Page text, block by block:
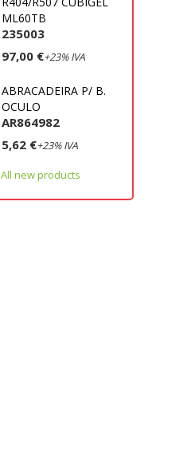
ML60TB
235003
97,00 €+23% IVA
ABRACADEIRA P/ B.
OCULO
AR864982
5,62 €+23% IVA
All new products